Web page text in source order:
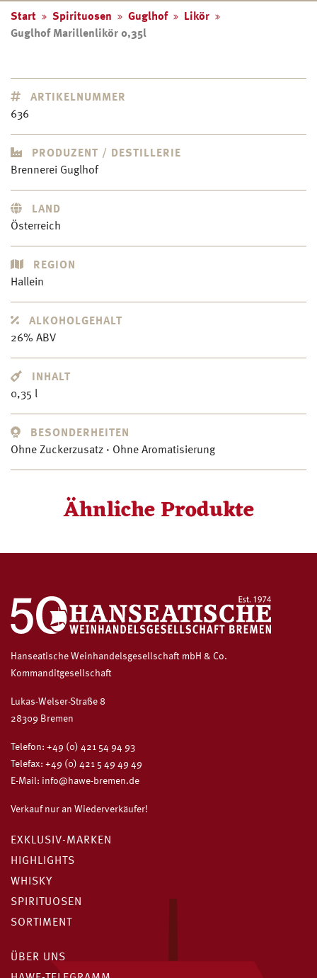
Start Spirituosen Guglhof
Likör
Guglhof Marillenlikör 0,35l
ARTIKELNUMMER
636
PRODUZENT / DESTILLERIE
Brennerei Guglhof
LAND
Österreich
REGION
Hallein
ALKOHOLGEHALT
26% ABV
INHALT
0,35 l
BESONDERHEITEN
Ohne Zuckerzusatz · Ohne Aromatisierung
Ähnliche Produkte
Hanseatische Weinhandelsgesellschaft mbH & Co.
Kommanditgesellschaft
Lukas-Welser-Straße 8
28309 Bremen
Telefon: +49 (0) 421 54 94 93
Telefax: +49 (0) 421 5 49 49 49
E-Mail: info@hawe-bremen.de
Verkauf nur an Wiederverkäufer!
EXKLUSIV-MARKEN
HIGHLIGHTS
WHISKY
SPIRITUOSEN
SORTIMENT
ÜBER UNS